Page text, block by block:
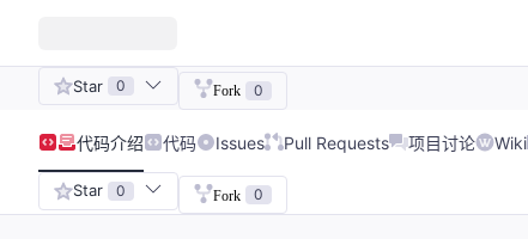
Star 0 Fork 0
代码介绍 代码 Issues Pull Requests 项目讨论 Wiki
Star 0 Fork 0